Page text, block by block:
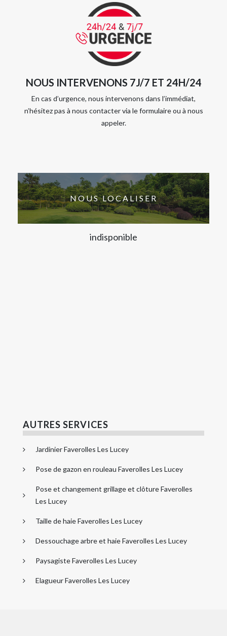
NOUS INTERVENONS 7J/7 ET 24H/24
En cas d’urgence, nous intervenons dans l’immédiat,
n’hésitez pas à nous contacter via le formulaire ou à nous
appeler.
NOUS LOCALISER
indisponible
AUTRES SERVICES
Jardinier Faverolles Les Lucey
Pose de gazon en rouleau Faverolles Les Lucey
Pose et changement grillage et clôture Faverolles
Les Lucey
Taille de haie Faverolles Les Lucey
Dessouchage arbre et haie Faverolles Les Lucey
Paysagiste Faverolles Les Lucey
Elagueur Faverolles Les Lucey